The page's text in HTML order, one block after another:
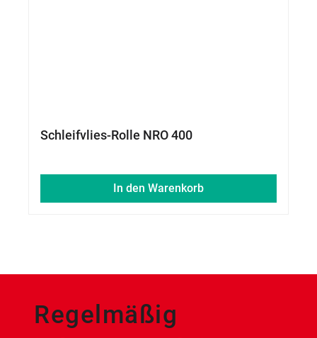
Schleifvlies-Rolle NRO 400
In den Warenkorb
Regelmäßig